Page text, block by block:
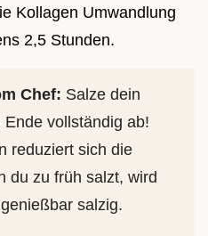
Kollagen Umwandlung
2,5 Stunden.
Chef: Salze dein
vollständig ab!
reduziert sich die
du zu früh salzt, wird
salzig.